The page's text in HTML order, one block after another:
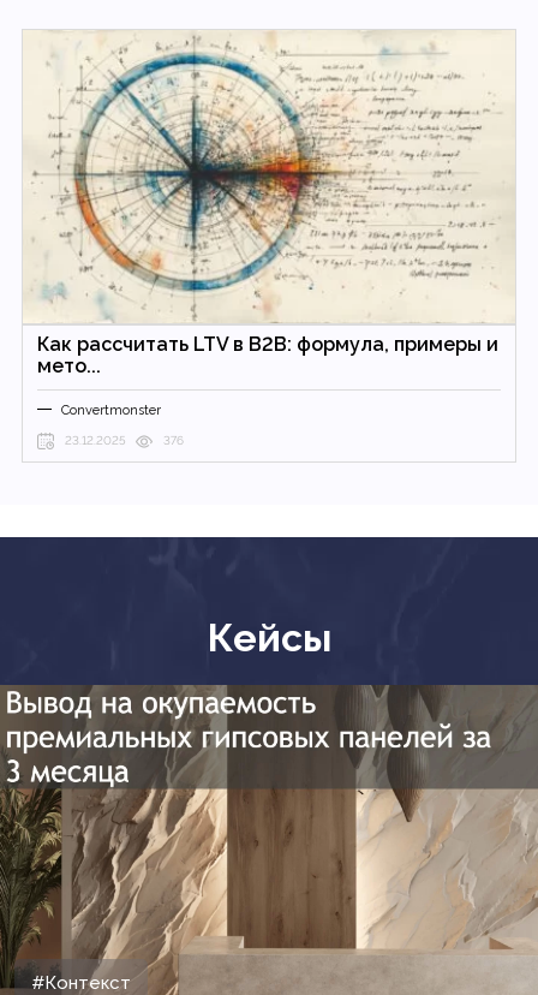
Как рассчитать LTV в B2B: формула, примеры и
мето...
Convertmonster
23.12.2025 376
Кейсы
#Контекст